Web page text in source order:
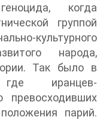
когда
группой
культурного
народа,
Так было в
иранцев-
превосходивших
парий.